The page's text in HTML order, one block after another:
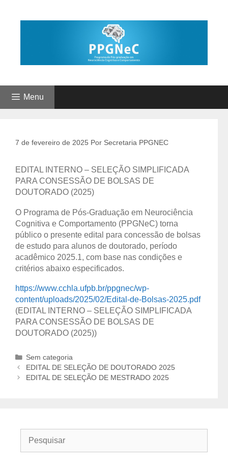
Menu
7 de fevereiro de 2025 Por Secretaria PPGNEC
EDITAL INTERNO – SELEÇÃO SIMPLIFICADA
PARA CONSESSÃO DE BOLSAS DE
DOUTORADO (2025)
O Programa de Pós-Graduação em Neurociência
Cognitiva e Comportamento (PPGNeC) torna
público o presente edital para concessão de bolsas
de estudo para alunos de doutorado, período
acadêmico 2025.1, com base nas condições e
critérios abaixo especificados.
https://www.cchla.ufpb.br/ppgnec/wp-
content/uploads/2025/02/Edital-de-Bolsas-2025.pdf
(EDITAL INTERNO – SELEÇÃO SIMPLIFICADA
PARA CONSESSÃO DE BOLSAS DE
DOUTORADO (2025))
Categorias
Sem categoria
Navegação
de
EDITAL DE SELEÇÃO DE DOUTORADO 2025
EDITAL DE SELEÇÃO DE MESTRADO 2025
por: